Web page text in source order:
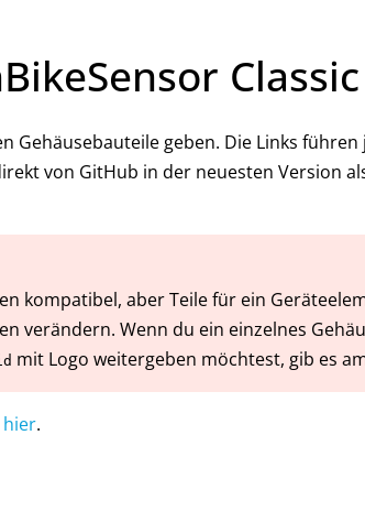
Classic
geben. Die Links
von GitHub in der neuesten Version
kompatibel, aber Teile für ein
verändern. Wenn du ein einzelnes
mit Logo weitergeben möchtest, gib es
hier.